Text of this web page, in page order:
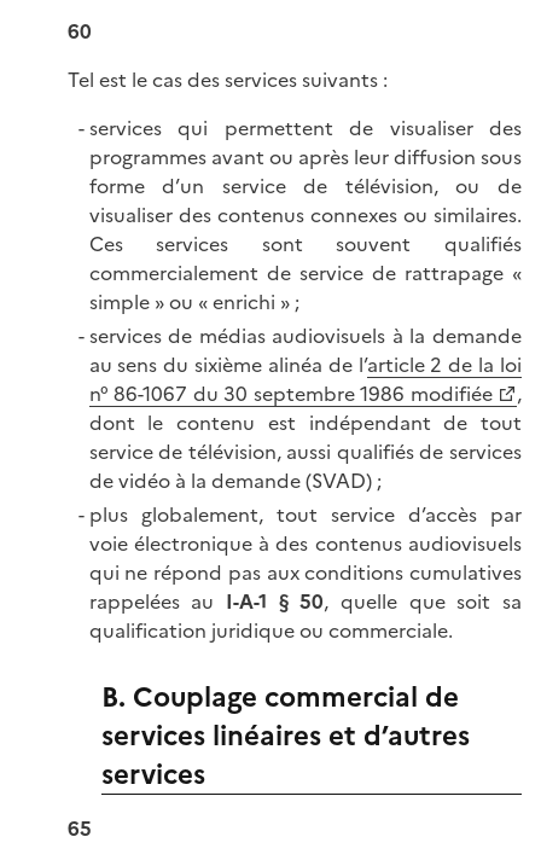
60
Tel est le cas des services suivants :
services qui permettent de visualiser des
programmes avant ou après leur diffusion sous
forme d’un service de télévision, ou de
visualiser des contenus connexes ou similaires.
Ces services sont souvent qualifiés
commercialement de service de rattrapage «
simple » ou « enrichi » ;
services de médias audiovisuels à la demande
au sens du sixième alinéa de l’article 2 de la loi
n° 86-1067 du 30 septembre 1986 modifiée
,
dont le contenu est indépendant de tout
service de télévision, aussi qualifiés de services
de vidéo à la demande (SVAD) ;
plus globalement, tout service d’accès par
voie électronique à des contenus audiovisuels
qui ne répond pas aux conditions cumulatives
rappelées au I-A-1 § 50, quelle que soit sa
qualification juridique ou commerciale.
B. Couplage commercial de
services linéaires et d’autres
services
65